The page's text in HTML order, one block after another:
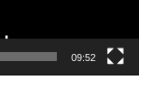
09:52